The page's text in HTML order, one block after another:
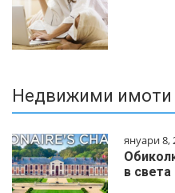
Недвижими имоти
януари 8,
в света